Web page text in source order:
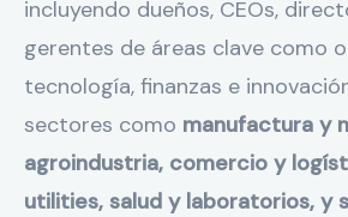
incluyendo dueños, CEOs,
gerentes de áreas clave como
tecnología, finanzas e
sectores como manufactura y
agroindustria, comercio y
utilities, salud y laboratorios, y